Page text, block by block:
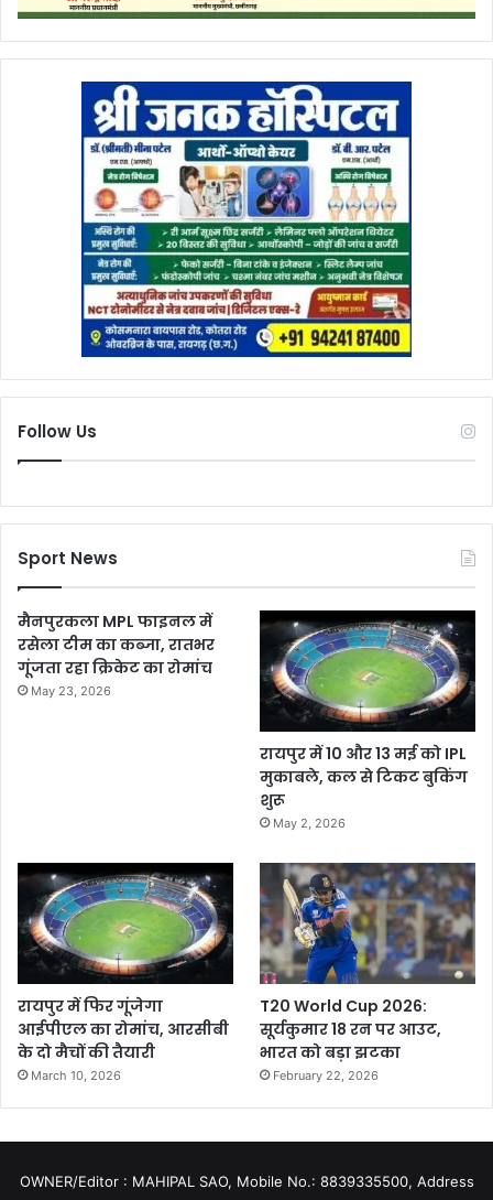
Follow Us
Sport News
मैनपुरकला MPL फाइनल में
रसेला टीम का कब्जा, रातभर
गूंजता रहा क्रिकेट का रोमांच
May 23, 2026
रायपुर में 10 और 13 मई को IPL
मुकाबले, कल से टिकट बुकिंग
शुरू
May 2, 2026
रायपुर में फिर गूंजेगा
आईपीएल का रोमांच, आरसीबी
के दो मैचों की तैयारी
March 10, 2026
T20 World Cup 2026:
सूर्यकुमार 18 रन पर आउट,
भारत को बड़ा झटका
February 22, 2026
OWNER/Editor : MAHIPAL SAO, Mobile No.: 8839335500, Address